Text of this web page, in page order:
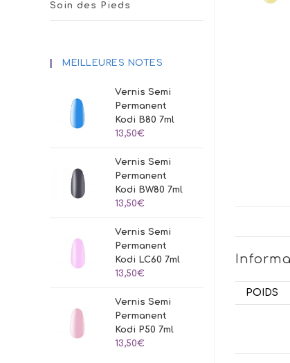
POIDS
Soin des Pieds
MEILLEURES NOTES
Vernis Semi
Permanent
Kodi B80 7ml
13,50€
Vernis Semi
Permanent
Kodi BW80 7ml
13,50€
Vernis Semi
Permanent
Kodi LC60 7ml
13,50€
Vernis Semi
Permanent
Kodi P50 7ml
13,50€